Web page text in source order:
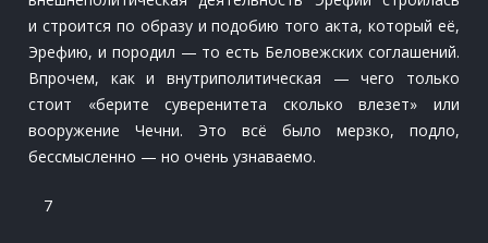
и строится по образу и подобию того акта, который её,
Эрефию, и породил — то есть Беловежских соглашений.
Впрочем, как и внутриполитическая — чего только
стоит «берите суверенитета сколько влезет» или
вооружение Чечни. Это всё было мерзко, подло,
бессмысленно — но очень узнаваемо.
7